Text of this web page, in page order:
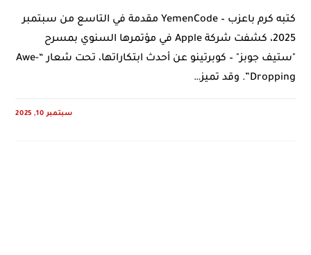
كتبه كرم باعزب – YemenCode مقدمة في التاسع من سبتمبر
2025، كشفت شركة Apple في مؤتمرها السنوي بمسرح
"ستيف جوبز" – كوبرتينو عن أحدث ابتكاراتها، تحت شعار “Awe-
Dropping”. وقد تميز…
سبتمبر 10, 2025